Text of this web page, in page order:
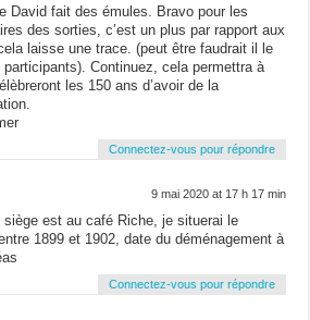
David fait des émules. Bravo pour les
des sorties, c’est un plus par rapport aux
laisse une trace. (peut être faudrait il le
participants). Continuez, cela permettra à
les 150 ans d’avoir de la
Connectez-vous pour répondre
9 mai 2020 at 17 h 17 min
siège est au café Riche, je situerai le
1899 et 1902, date du déménagement à
Connectez-vous pour répondre